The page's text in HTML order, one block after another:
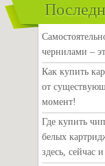
чернилами –
Как купить
от
момент!
Где купить
белых
здесь, сейчас